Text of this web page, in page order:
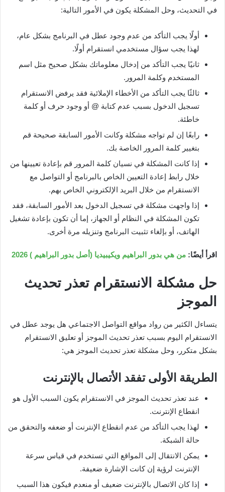
في التحديث، وحل المشكلة يكون في الأمور التالية:
أولًا يجب التأكد من عدم وجود عطل في البرنامج بشكل عام،
لهذا يجب سؤال مستخدمي انستقرام أولًا.
ثانيًا يجب التأكد من إدخال معلوماتك بشكل صحيح مثل اسم
المستخدم وكلمة المرور.
ثالثًا يجب التأكد من الأخطاء الإملائية فقد يرفض الانستقرام
تسجيل الدخول بسبب عدم كتابة @ أو وجود حرف أو كلمة
خاطئة.
رابعًا إن لم تواجه مشكلة وكانت الأمور السابقة صحيحة قم
بتغيير كلمة المرور الخاصة بك.
إذا كانت المشكلة في نسيان كلمة المرور قم بإعادة تعيينها من
خلال رابط إعادة التعيين الخاص بالبرنامج أو التواصل مع
الانستقرام من خلال البريد الإلكتروني الخاص بهم.
إذا واجهت مشكلة في تسجيل الدخول بعد الأمور السابقة، فقد
تكون المشكلة في النظام أو الجهاز، إما أن تكون بإعادة تشغيل
الهاتف، أو بإلغاء تثبيت البرنامج وتنزيله مرة أخرى.
اقرأ أيضًا: من هي بدور البراهيم ويكيبيديا (أصل بدور البراهيم ) 2026
حل مشكلة الانستقرام تعذر تحديث
الموجز
يتساءل الكثير من رواد مواقع التواصل الاجتماعي هل يوجد عطل في
الانستقرام اليوم بسبب تعذر تحديث الموجز أو تعليق الانستقرام
بشكل متكرر، وحل مشكلة تعذر تحديث الموجز هي:
الطريقة الأولى تفقد الأتصال بالإنترنت
عند تعذر تحديث الموجز في الانستقرام يكون السبب الأول هو
انقطاع الإنترنت.
لهذا يجب التأكد من عدم انقطاع الإنترنت أو ضعفه والتحقق من
حالة الشبكة.
يمكن الانتقال إلى المواقع التي تستخدم في قياس سرعة
الإنترنت لرؤية إن كانت الإشارة ضعيفة.
إذا كان الاتصال بالإنترنت ضعيف أو منعدم فيكون هذا السبب